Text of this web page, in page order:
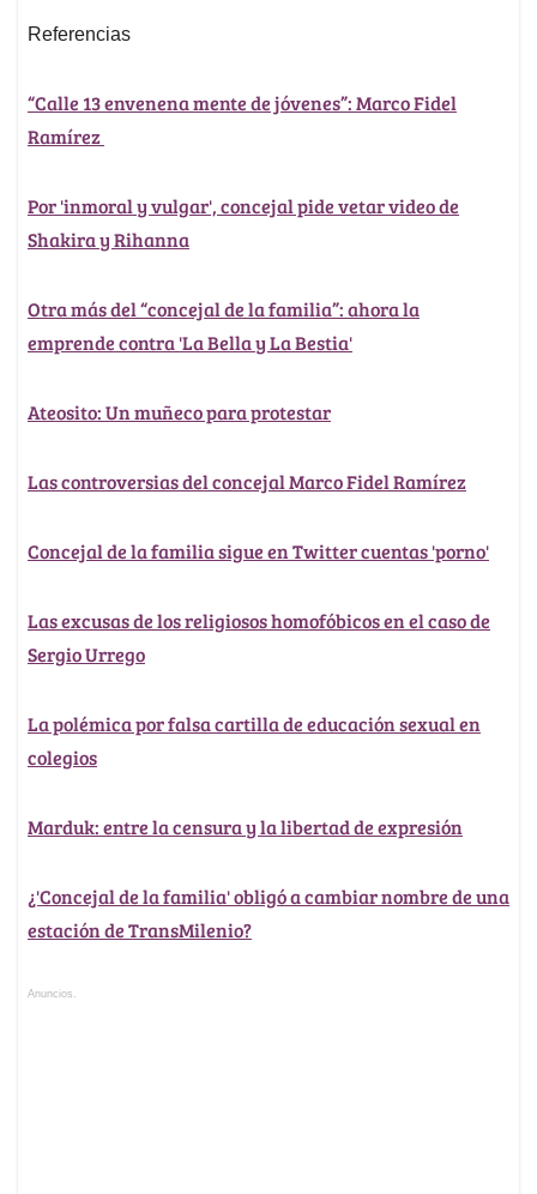
Referencias
“Calle 13 envenena mente de jóvenes”: Marco Fidel
Ramírez
Por 'inmoral y vulgar', concejal pide vetar video de
Shakira y Rihanna
Otra más del “concejal de la familia”: ahora la
emprende contra 'La Bella y La Bestia'
Ateosito: Un muñeco para protestar
Las controversias del concejal Marco Fidel Ramírez
Concejal de la familia sigue en Twitter cuentas 'porno'
Las excusas de los religiosos homofóbicos en el caso de
Sergio Urrego
La polémica por falsa cartilla de educación sexual en
colegios
Marduk: entre la censura y la libertad de expresión
¿'Concejal de la familia' obligó a cambiar nombre de una
estación de TransMilenio?
Anuncios.